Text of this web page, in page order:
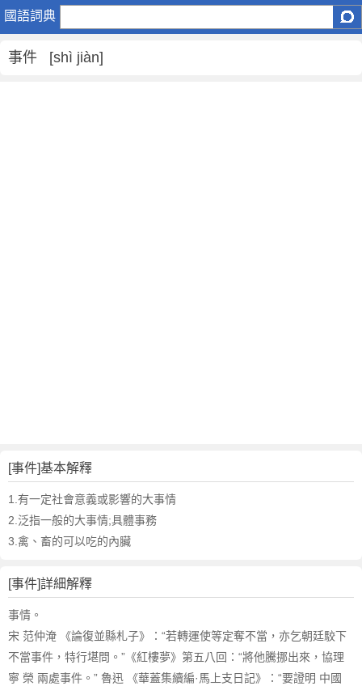
國語詞典
事
什
件
的
件
英
文
翻
譯
事件 [shì jiàn]
[事件]基本解釋
1.有一定社會意義或影響的大事情
2.泛指一般的大事情;具體事務
3.禽、畜的可以吃的內臟
[事件]詳細解釋
事情。
宋 范仲淹 《論復並縣札子》：“若轉運使等定奪不當，亦乞朝廷駮下
不當事件，特行堪問。”《紅樓夢》第五八回：“將他騰挪出來，協理
寧 榮 兩處事件。” 魯迅 《華蓋集續編·馬上支日記》：“要證明 中國